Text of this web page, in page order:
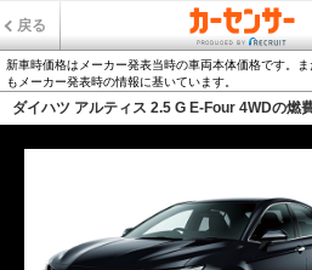
戻る
新車時価格はメーカー発表当時の車両本体価格です。
もメーカー発表時の情報に基いています。
ダイハツ アルティス 2.5 G E-Four 4WDの燃